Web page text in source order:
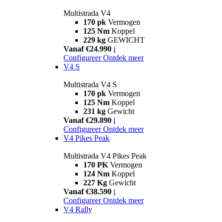
Multistrada V4
170 pk Vermogen
125 Nm Koppel
229 kg GEWICHT
Vanaf €24.990 i
Configureer Ontdek meer
V4 S
Multistrada V4 S
170 pk Vermogen
125 Nm Koppel
231 kg Gewicht
Vanaf €29.890 i
Configureer Ontdek meer
V4 Pikes Peak
Multistrada V4 Pikes Peak
170 PK Vermogen
124 Nm Koppel
227 Kg Gewicht
Vanaf €38.590 i
Configureer Ontdek meer
V4 Rally